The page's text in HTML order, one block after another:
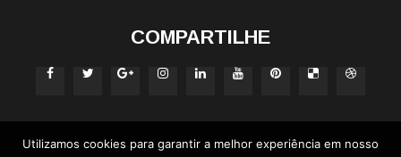
COMPARTILHE
Utilizamos cookies para garantir a melhor experiência em nosso